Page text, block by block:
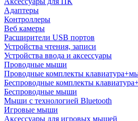
Адаптеры
Контроллеры
Веб камеры
Расширители USB портов
Устройства чтения, записи
Устройства ввода и аксессуары
Проводные мыши
Проводные комплекты
Беспроводные комплекты
Беспроводные мыши
Мыши с технологией Bluetooth
Игровые мыши
Аксессуары для игровых мышей